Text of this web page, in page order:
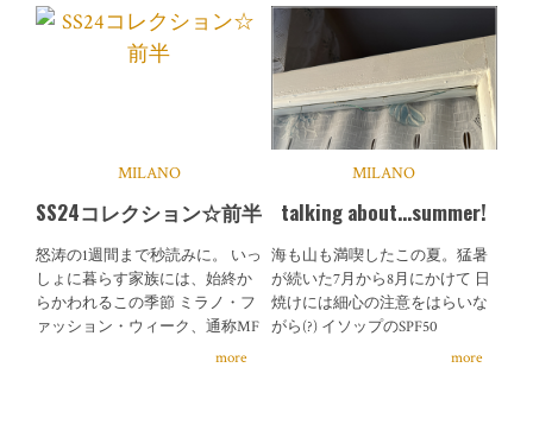
MILANO
SS24コレクション☆前半
怒涛の1週間まで秒読みに。 いっ
しょに暮らす家族には、始終か
らかわれるこの季節 ミラノ・フ
ァッション・ウィーク、通称MF
more
MILANO
talking about…summer!
海も山も満喫したこの夏。猛暑
が続いた7月から8月にかけて 日
焼けには細心の注意をはらいな
がら(?) イソップのSPF50
more